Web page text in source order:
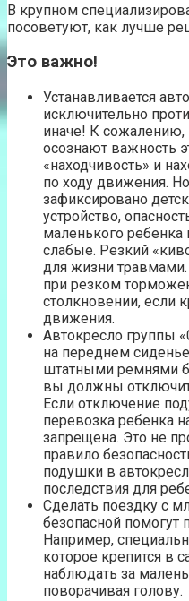
В крупном
посоветуют, как лучше
Это важно!
Устанавливается
исключительно
иначе! К сожалению,
осознают важность
«находчивость» и
по ходу движения.
зафиксировано
устройство,
маленького
слабые. Резкий
для жизни
при резком
столкновении, если
движения.
Автокресло группы
на переднем
штатными ремнями
вы должны
Если отключение
перевозка ребенка
запрещена. Это не
правило
подушки в
последствия для
Сделать поездку с
безопасной помогут
Например,
которое крепится в
наблюдать за
поворачивая голову.